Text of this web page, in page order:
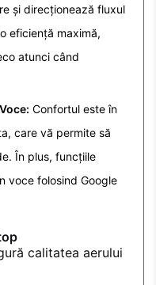
și direcționează fluxul
eficiență maximă,
atunci când
Confortul este în
care vă permite să
În plus, funcțiile
voce folosind Google
calitatea aerului